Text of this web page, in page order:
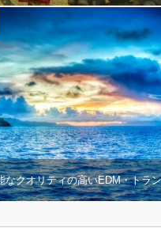
なクオリティの高いEDM・トラ